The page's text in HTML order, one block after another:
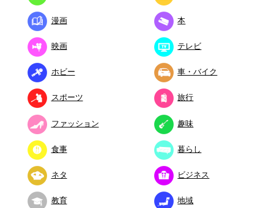
漫画 本
映画 テレビ
ホビー 車・バイク
スポーツ 旅行
ファッション 趣味
食事 暮らし
ネタ ビジネス
教育 地域